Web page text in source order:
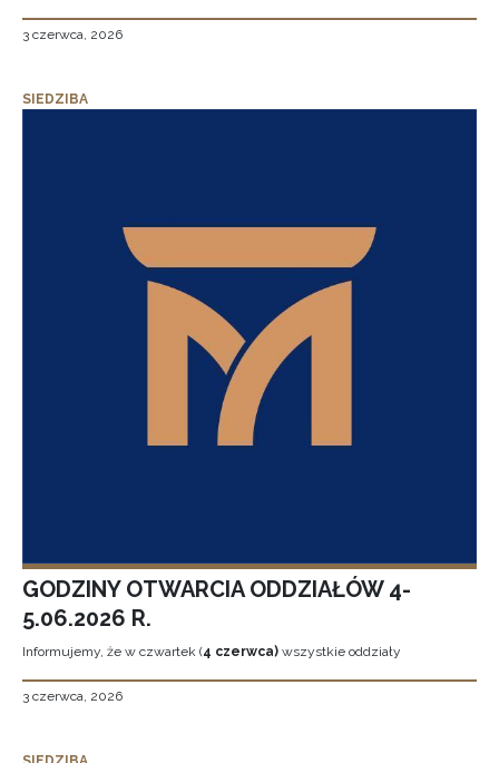
3 czerwca, 2026
SIEDZIBA
GODZINY OTWARCIA ODDZIAŁÓW 4-
5.06.2026 R.
Informujemy, że w czwartek (4 czerwca) wszystkie oddziały
3 czerwca, 2026